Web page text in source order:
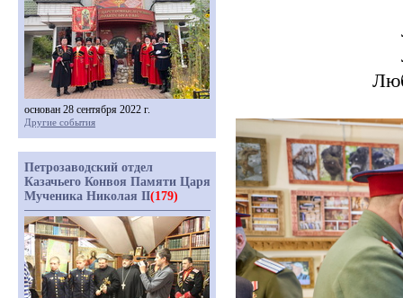
основан 28 сентября 2022 г.
Другие события
Петрозаводский отдел
Казачьего Конвоя Памяти Царя
Мученика Николая II(179)